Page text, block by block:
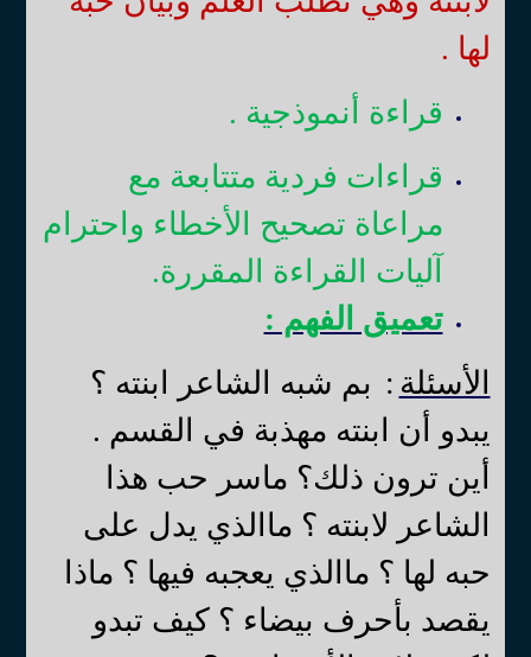
لها .
قراءة أنموذجية .
قراءات فردية متتابعة مع
مراعاة تصحيح الأخطاء واحترام
آليات القراءة المقررة.
تعميق الفهم :
الأسئلة : بم شبه الشاعر ابنته ؟
يبدو أن ابنته مهذبة في القسم .
أين ترون ذلك؟ ماسر حب هذا
الشاعر لابنته ؟ ماالذي يدل على
حبه لها ؟ ماالذي يعجبه فيها ؟ ماذا
يقصد بأحرف بيضاء ؟ كيف تبدو